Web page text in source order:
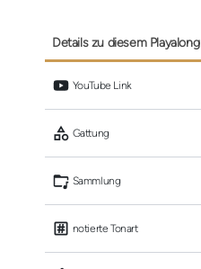
Details zu diesem Playalong
YouTube Link
Gattung
Sammlung
notierte Tonart